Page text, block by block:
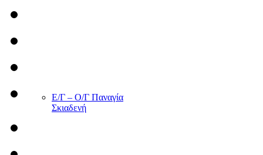
Ε/Γ – Ο/Γ Παναγία
Σκιαδενή